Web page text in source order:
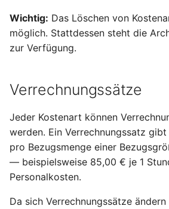
Wichtig: Das Löschen von
möglich. Stattdessen steht die
zur Verfügung.
Verrechnungssätze
Jeder Kostenart können
werden. Ein Verrechnungssatz
pro Bezugsmenge einer
— beispielsweise 85,00 € je 1
Personalkosten.
Da sich Verrechnungssätze